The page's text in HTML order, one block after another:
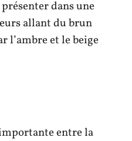
dans une
allant du brun
l’ambre et le beige
entre la